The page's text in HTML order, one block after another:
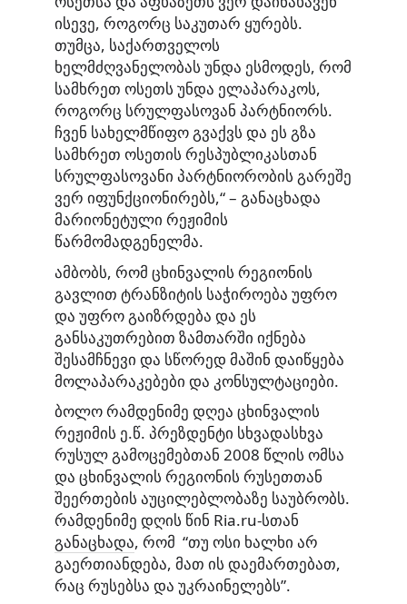
ისევე, როგორც საკუთარ ყურებს.
თუმცა, საქართველოს
ხელმძღვანელობას უნდა ესმოდეს, რომ
სამხრეთ ოსეთს უნდა ელაპარაკოს,
როგორც სრულფასოვან პარტნიორს.
ჩვენ სახელმწიფო გვაქვს და ეს გზა
სამხრეთ ოსეთის რესპუბლიკასთან
სრულფასოვანი პარტნიორობის გარეშე
ვერ იფუნქციონირებს,“ – განაცხადა
მარიონეტული რეჟიმის
წარმომადგენელმა.
ამბობს, რომ ცხინვალის რეგიონის
გავლით ტრანზიტის საჭიროება უფრო
და უფრო გაიზრდება და ეს
განსაკუთრებით ზამთარში იქნება
შესამჩნევი და სწორედ მაშინ დაიწყება
მოლაპარაკებები და კონსულტაციები.
ბოლო რამდენიმე დღეა ცხინვალის
რეჟიმის ე.წ. პრეზდენტი სხვადასხვა
რუსულ გამოცემებთან 2008 წლის ომსა
და ცხინვალის რეგიონის რუსეთთან
შეერთების აუცილებლობაზე საუბრობს.
რამდენიმე დღის წინ Ria.ru-სთან
განაცხადა, რომ “თუ ოსი ხალხი არ
გაერთიანდება, მათ ის დაემართებათ,
რაც რუსებსა და უკრაინელებს”.